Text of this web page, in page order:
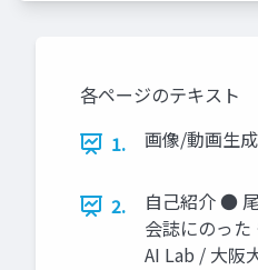
各ページのテキスト
1.
画像/動画生
2.
自己紹介 ●
会誌にのっ
AI Lab / 大阪